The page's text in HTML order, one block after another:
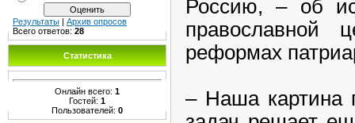
Результаты | Архив опросов
Всего ответов: 28
Статистика
Онлайн всего: 1
Гостей: 1
Пользователей: 0
Россию, – об
реформах
– Наша картина